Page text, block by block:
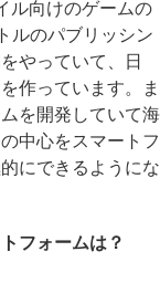
ル向けのゲームの
ルのパブリッシン
やっていて、日
作っています。ま
を開発していて海
中心をスマートフ
にできるようにな
フォームは？